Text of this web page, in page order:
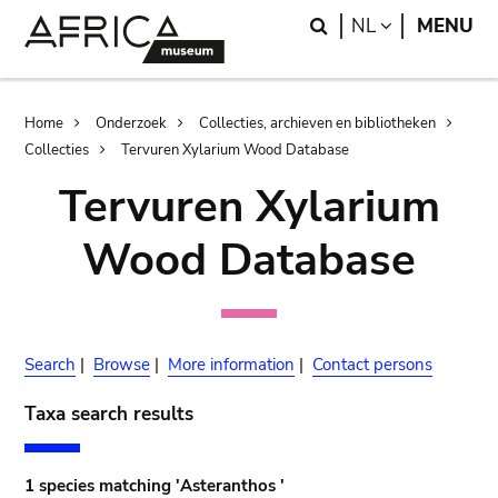
Search
NL LANGUAGE
MENU
Breadcrumb
Home Onderzoek
Collecties, archieven en bibliotheken
Collecties
Tervuren Xylarium Wood Database
Tervuren Xylarium
Wood Database
Search | Browse | More information | Contact persons
Taxa search results
1 species matching 'Asteranthos '